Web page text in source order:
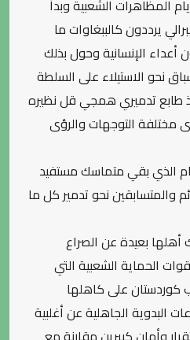
المظاهرات الشعبية وبدأ
يرددون كالببغاوات ما
الإنسانية وحول بذلك
نحو الاستيلاء على السلطة
طابع تدميري همجي قل نظيره
مختلفة التوجهات والرؤى
الذي بقي متماسك مستفيد
والمتسابقين نحو تدمير كل ما
بعيدة عن الصراع
الحماية الشعبية التي
على كاهلها
البدوية الجاهلية عن أغلبية